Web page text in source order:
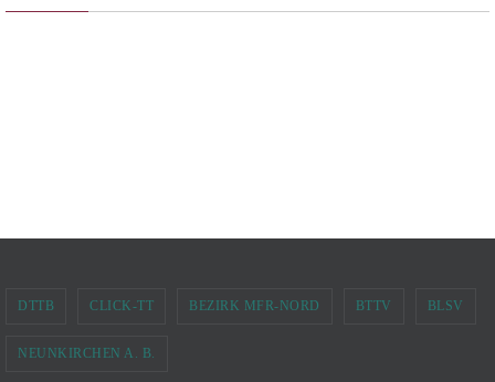
DTTB CLICK-TT BEZIRK MFR-NORD BTTV BLSV
NEUNKIRCHEN A. B.